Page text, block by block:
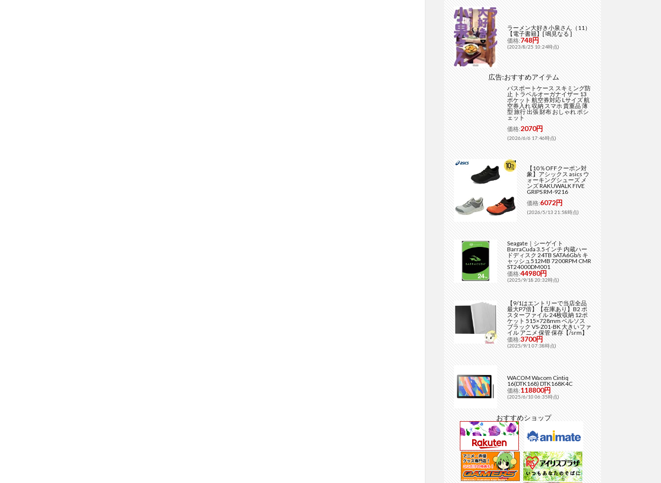
ラーメン大好き小泉さん（11）
【電子書籍】[ 鳴見なる ]
価格:748円
(2023/8/25 10:24時点)
広告:おすすめアイテム
パスポートケース スキミング防
止 トラベルオーガナイザー 13
ポケット 航空券対応 Lサイズ 航
空券入れ 収納 スマホ 貴重品 薄
型 旅行 出張 財布 おしゃれ ポシ
ェット
価格:2070円
(2026/6/6 17:46時点)
【10％OFFクーポン対
象】アシックス asics ウ
ォーキングシューズ メ
ンズ RAKUWALK FIVE
GRIPS RM-9216
価格:6072円
(2026/5/13 21:58時点)
Seagate｜シーゲイト
BarraCuda 3.5インチ 内蔵ハー
ドディスク 24TB SATA6Gb/s キ
ャッシュ512MB 7200RPM CMR
ST24000DM001
価格:44980円
(2025/9/18 20:32時点)
【9/1はエントリーで当店全品
最大P7倍】【在庫あり】B2 ポ
スターファイル 24枚収納 12ポ
ケット 515×728mm ベルソス
ブラック VS-Z01-BK 大きいファ
イル アニメ 保管 保存【/srm】
価格:3700円
(2025/9/1 07:38時点)
WACOM Wacom Cintiq
16(DTK168) DTK168K4C
価格:118800円
(2025/6/10 06:35時点)
おすすめショップ